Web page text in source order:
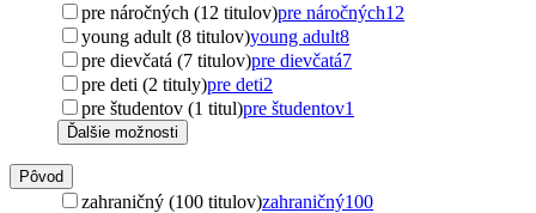
pre náročných (12 titulov)pre náročných12
young adult (8 titulov)young adult8
pre dievčatá (7 titulov)pre dievčatá7
pre deti (2 tituly)pre deti2
pre študentov (1 titul)pre študentov1
Ďalšie možnosti
Pôvod
zahraničný (100 titulov)zahraničný100